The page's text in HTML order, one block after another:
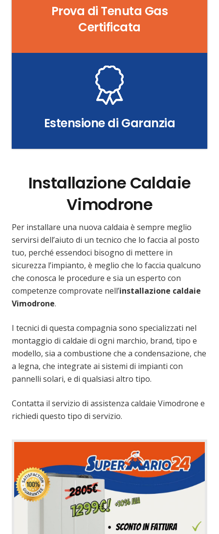
Prova di Tenuta Gas
Certificata
Estensione di Garanzia
Installazione Caldaie
Vimodrone
Per installare una nuova caldaia è sempre meglio
servirsi dell’aiuto di un tecnico che lo faccia al posto
tuo, perché essendoci bisogno di mettere in
sicurezza l’impianto, è meglio che lo faccia qualcuno
che conosca le procedure e sia un esperto con
competenze comprovate nell’installazione caldaie
Vimodrone.
I tecnici di questa compagnia sono specializzati nel
montaggio di caldaie di ogni marchio, brand, tipo e
modello, sia a combustione che a condensazione, che
a legna, che integrate ai sistemi di impianti con
pannelli solari, e di qualsiasi altro tipo.
Contatta il servizio di assistenza caldaie Vimodrone e
richiedi questo tipo di servizio.